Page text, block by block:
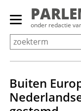
Overslaan
Primair
menu
tonen/verbergen
onder redactie
Buiten